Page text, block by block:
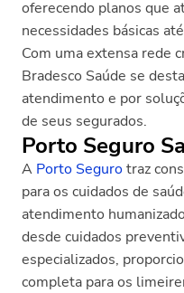
oferecendo planos que
necessidades básicas
Com uma extensa rede
Bradesco Saúde se
atendimento e por
de seus segurados.
Porto Seguro
A Porto Segurotraz
para os cuidados de
atendimento
desde cuidados
especializados,
completa para os